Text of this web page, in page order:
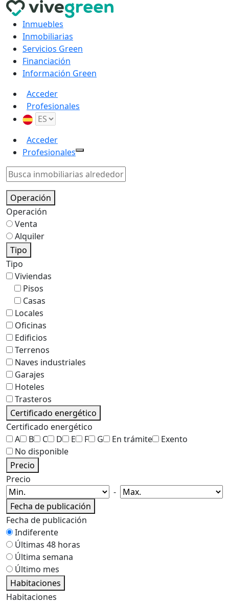
Inmuebles
Inmobiliarias
Servicios Green
Financiación
Información Green
Acceder
Profesionales
Acceder
Profesionales
Operación
Operación
Venta
Alquiler
Tipo
Tipo
Viviendas
Pisos
Casas
Locales
Oficinas
Edificios
Terrenos
Naves industriales
Garajes
Hoteles
Trasteros
Certificado energético
Certificado energético
A
B C D E F G En trámite
Exento
No disponible
Precio
Precio
-
Fecha de publicación
Fecha de publicación
Indiferente
Últimas 48 horas
Última semana
Último mes
Habitaciones
Habitaciones